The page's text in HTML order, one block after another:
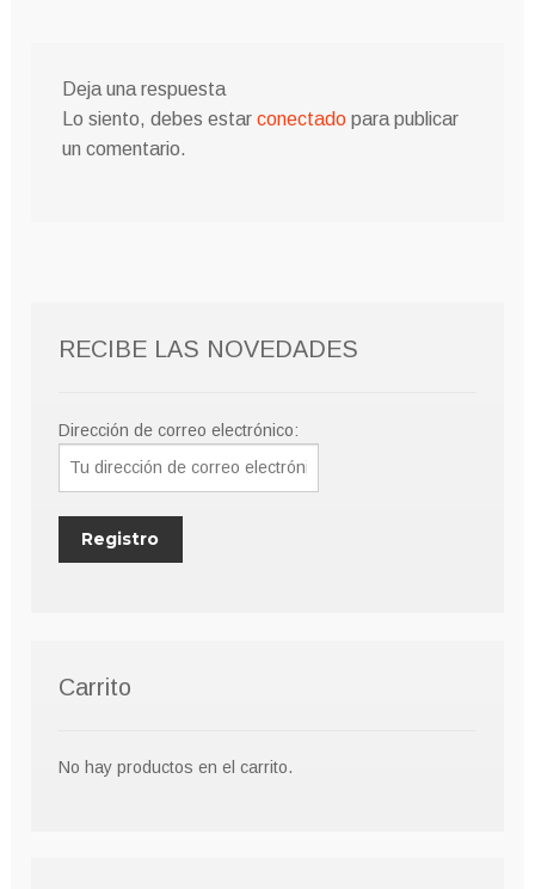
Deja una respuesta
Lo siento, debes estar conectadopara publicar
un comentario.
RECIBE LAS NOVEDADES
Dirección de correo electrónico:
Carrito
No hay productos en el carrito.